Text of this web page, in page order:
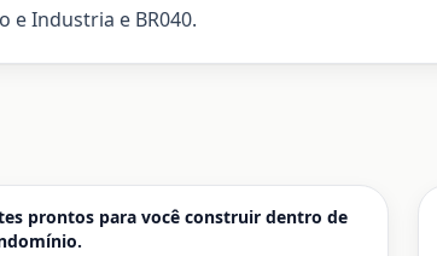
Industria e BR040.
prontos para você construir dentro de